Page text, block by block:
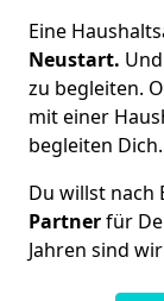
Eine
Neustart.
zu begleiten.
mit einer
begleiten Dich.
Du willst nach
Partnerfür
Jahren sind